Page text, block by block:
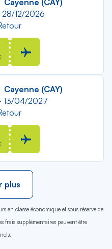
Cayenne (CAY)
12/2026
Cayenne (CAY)
04/2027
plus
en classe économique et sous réserve de
frais supplémentaires peuvent être